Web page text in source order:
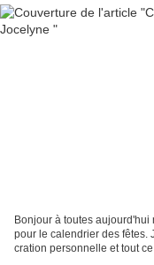
Bonjour à toutes aujourd'hui
pour le calendrier des fêtes.
cration personnelle et tout